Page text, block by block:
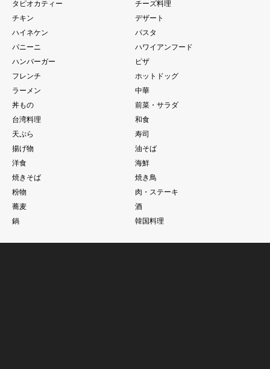
タピオカティー
チーズ料理
チキン
デザート
ハイネケン
パスタ
パニーニ
ハワイアンフード
ハンバーガー
ピザ
フレンチ
ホットドッグ
ラーメン
中華
丼もの
前菜・サラダ
台湾料理
和食
天ぷら
寿司
揚げ物
油そば
洋食
海鮮
焼きそば
焼き鳥
粉物
肉・ステーキ
蕎麦
酒
鍋
韓国料理